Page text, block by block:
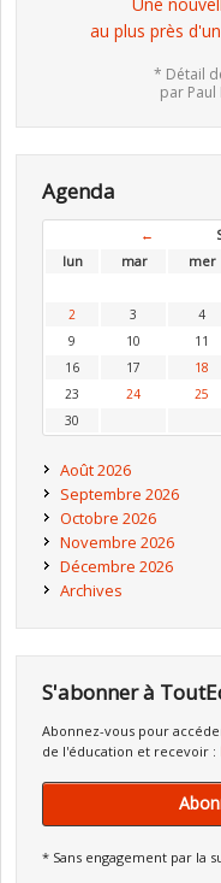
au plus près
* Détail
par Paul
Agenda
←
lun
mar mer
2
3 4
9
10 11
16
17 18
23
24 25
30
Août 2026
Septembre 2026
Octobre 2026
Novembre 2026
Décembre 2026
Archives
S'abonner à
Abonnez-vous pour
de l'éducation et recevoir :
* Sans engagement par la